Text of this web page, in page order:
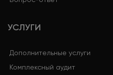
УСЛУГИ
Дополнительные услуги
Комплексный аудит